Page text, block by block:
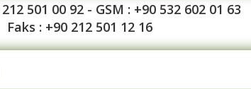
501 00 92 - GSM : +90 532 602 01 63
Faks : +90 212 501 12 16